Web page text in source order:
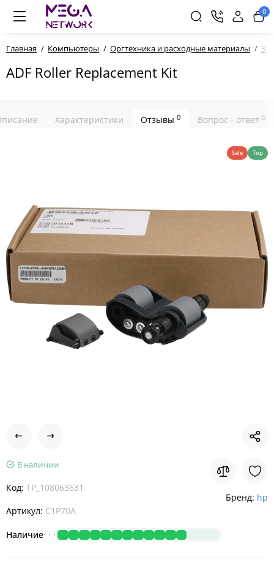
0
Главная Компьютеры Оргтехника и расходные материалы
ADF Roller Replacement Kit
Характеристики Отзывы 0 Вопрос - ответ 0
Sale Top
В наличии
Код: TP_108063631
Артикул: C1P70A
Наличие
Бренд: hp